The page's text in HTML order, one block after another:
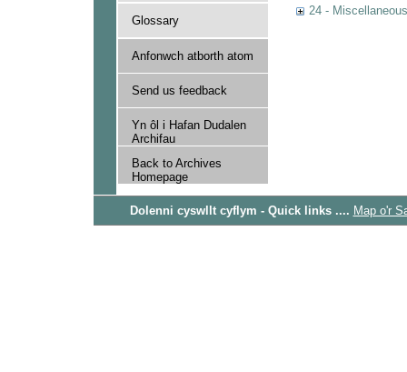
Glossary
Anfonwch atborth atom
Send us feedback
Yn ôl i Hafan Dudalen
Archifau
Back to Archives
Homepage
24 - Miscellaneous
Dolenni cyswllt cyflym - Quick links .... Map o'r